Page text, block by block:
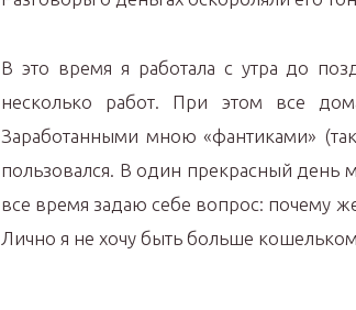
В это время я работала с утра до
несколько работ. При этом все
Заработанными мною «фантиками»
пользовался. В один прекрасный день
все время задаю себе вопрос: почему
Лично я не хочу быть больше